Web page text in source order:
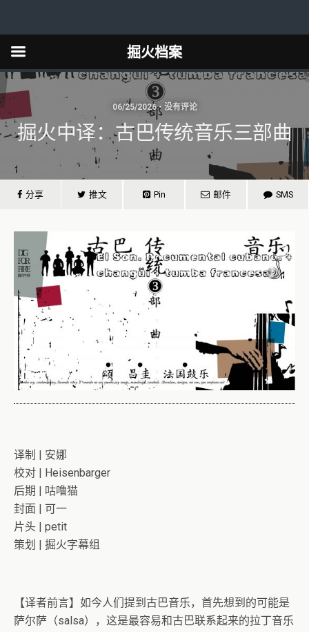
06/25/2026 • 没有评论
掘火中译：古巴传统音乐三部曲
分享 推文 Pin 邮件 SMS
译制 | 安娜
校对 | Heisenbarger
后期 | 咕噜猫
封面 | 可一
片头 | petit
策划 | 掘火字幕组
【译者前言】如今人们提到古巴音乐，首先想到的可能是
萨尔萨（salsa），这是最容易和古巴联系起来的拉丁音乐
掘火档案